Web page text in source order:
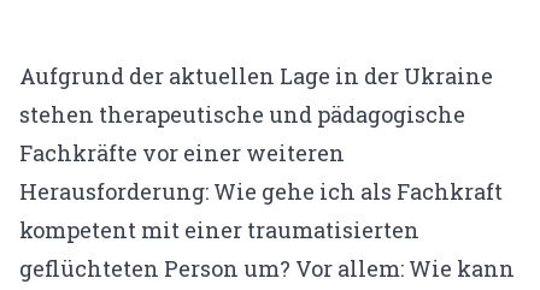
Traumasensibles Coaching
Du bist nicht kaputt (Aufzeichnung)
ÜBER UNS
Gründerin & Denkfabrik
Aufgrund der aktuellen Lage in der Ukraine
stehen therapeutische und pädagogische
Fachkräfte vor einer weiteren
Herausforderung: Wie gehe ich als Fachkraft
kompetent mit einer traumatisierten
geflüchteten Person um? Vor allem: Wie kann